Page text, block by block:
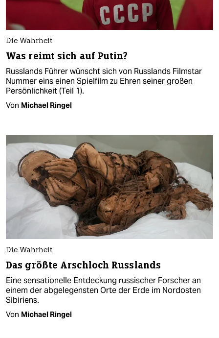
Die Wahrheit
Was reimt sich auf Putin?
Russlands Führer wünscht sich von Russlands Filmstar
Nummer eins einen Spielfilm zu Ehren seiner großen
Persönlichkeit (Teil 1).
Von Michael Ringel
Die Wahrheit
Das größte Arschloch Russlands
Eine sensationelle Entdeckung russischer Forscher an
einem der abgelegensten Orte der Erde im Nordosten
Sibiriens.
Von Michael Ringel